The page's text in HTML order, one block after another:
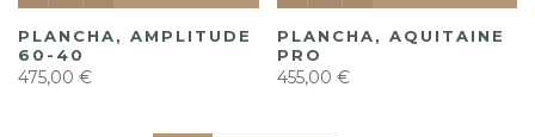
PLANCHA, AMPLITUDE
60-40
475,00 €
PLANCHA, AQUITAINE
PRO
455,00 €